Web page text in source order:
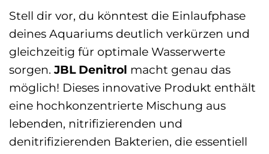
Stell dir vor, du könntest die Einlaufphase
deines Aquariums deutlich verkürzen und
gleichzeitig für optimale Wasserwerte
sorgen.JBL Denitrol macht genau das
möglich! Dieses innovative Produkt enthält
eine hochkonzentrierte Mischung aus
lebenden, nitrifizierenden und
denitrifizierenden Bakterien, die essentiell